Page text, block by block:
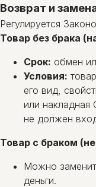
Возврат и
Регулируется
Товар без брака
Срок: обмен
Условия:
его вид,
или
не должен
Товар с браком
Можно
деньги.